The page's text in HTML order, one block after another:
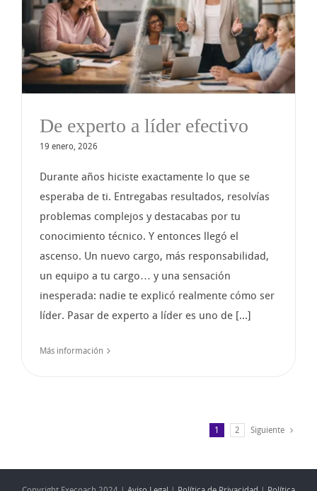
De experto a líder efectivo
19 enero, 2026
Durante años hiciste exactamente lo que se
esperaba de ti. Entregabas resultados, resolvías
problemas complejos y destacabas por tu
conocimiento técnico. Y entonces llegó el
ascenso. Un nuevo cargo, más responsabilidad,
un equipo a tu cargo… y una sensación
inesperada: nadie te explicó realmente cómo ser
líder. Pasar de experto a líder es uno de [...]
Más información
1 2 Siguiente